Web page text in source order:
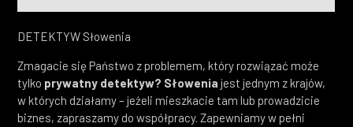
DETEKTYW Słowenia
Zmagacie się Państwo z problemem, który rozwiązać może
tylko prywatny detektyw? Słowenia jest jednym z krajów,
w których działamy – jeżeli mieszkacie tam lub prowadzicie
biznes, zapraszamy do współpracy. Zapewniamy w pełni